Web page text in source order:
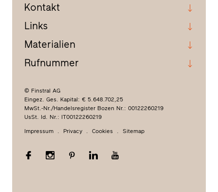
Kontakt
Links
Materialien
Rufnummer
© Finstral AG
Eingez. Ges. Kapital: € 5.648.702,25
MwSt.-Nr./Handelsregister Bozen Nr.: 00122260219
UsSt. Id. Nr.: IT00122260219
Impressum Privacy Cookies Sitemap